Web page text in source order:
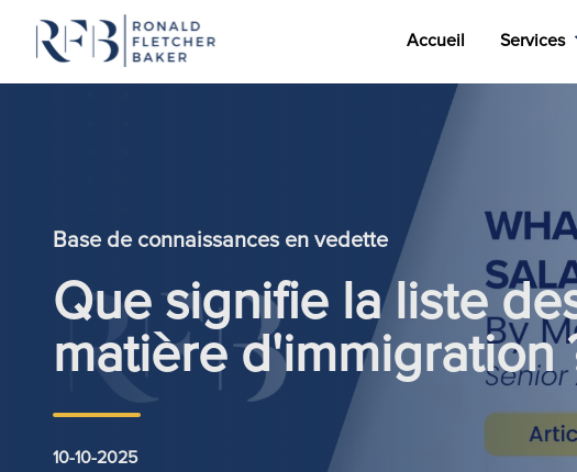
Accueil Services
Base de connaissances en vedette
Que signifie la liste
matière d'immigration
10-10-2025